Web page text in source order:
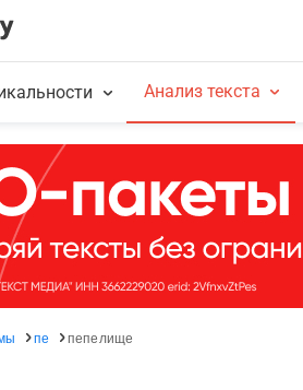
Анализ текста
пе пепелище